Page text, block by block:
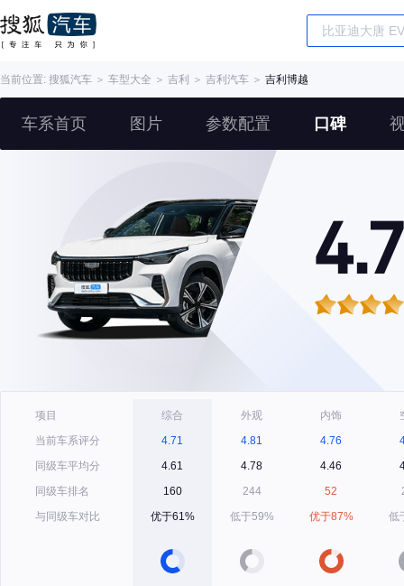
当前位置: 搜狐汽车 ＞ 车型大全 ＞ 吉利 ＞ 吉利汽车 ＞ 吉利博越
车系首页 图片 参数配置 口碑
项目
当前车系评分
同级车平均分
同级车排名
与同级车对比
综合
4.71
4.61
160
优于61%
外观
4.81
4.78
244
低于59%
内饰
4.76
4.46
52
优于87%
低